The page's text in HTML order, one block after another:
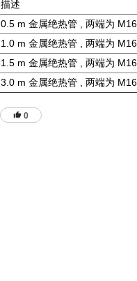
描述
0.5 m 金属绝热管 , 两端为
1.0 m 金属绝热管 , 两端为
1.5 m 金属绝热管 , 两端为
3.0 m 金属绝热管 , 两端为
0